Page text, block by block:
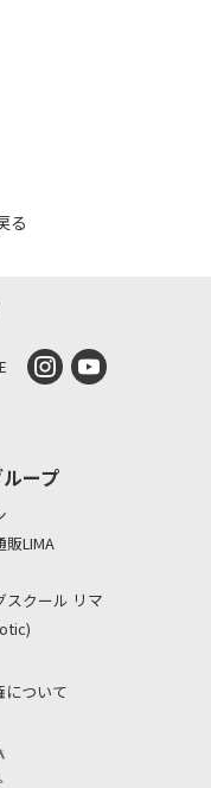
る
ープ
LIMA
スクール リマ
について